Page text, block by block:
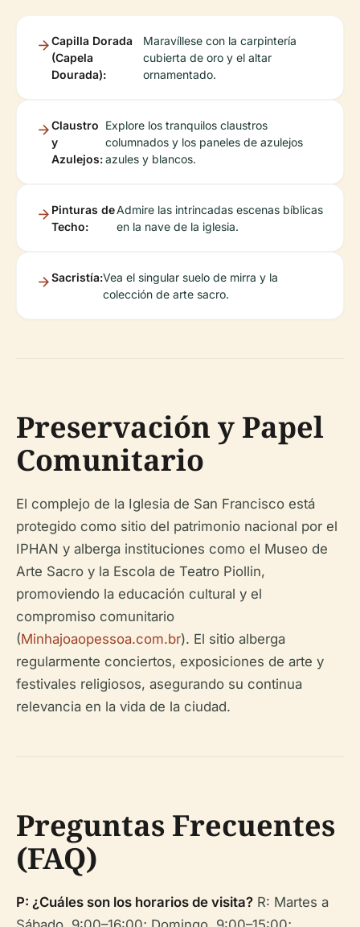
Capilla Dorada
(Capela
Dourada):
Maravíllese con la carpintería
cubierta de oro y el altar
ornamentado.
Claustro
y
Azulejos:
Explore los tranquilos claustros
columnados y los paneles de azulejos
azules y blancos.
Pinturas de
Techo:
Admire las intrincadas escenas bíblicas
en la nave de la iglesia.
Sacristía:Vea el singular suelo de mirra y la
colección de arte sacro.
Preservación y Papel
Comunitario
El complejo de la Iglesia de San Francisco está
protegido como sitio del patrimonio nacional por el
IPHAN y alberga instituciones como el Museo de
Arte Sacro y la Escola de Teatro Piollin,
promoviendo la educación cultural y el
compromiso comunitario
(Minhajoaopessoa.com.br). El sitio alberga
regularmente conciertos, exposiciones de arte y
festivales religiosos, asegurando su continua
relevancia en la vida de la ciudad.
Preguntas Frecuentes
(FAQ)
P: ¿Cuáles son los horarios de visita? R: Martes a